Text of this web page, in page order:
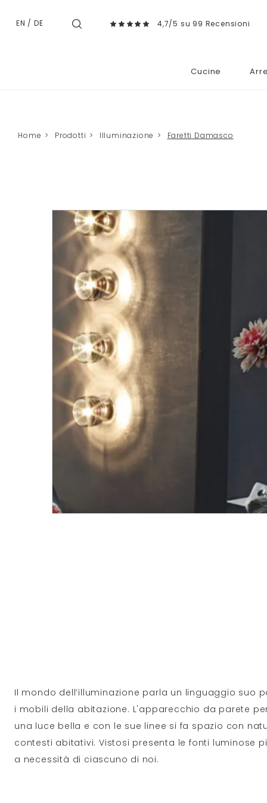
EN / DE 4,7/5 su 99 Recensioni
Cucine
Home > Prodotti > Illuminazione > Faretti Damasco
Il mondo dell’illuminazione parla un linguaggio suo
i mobili della abitazione. L'apparecchio da parete
una luce bella e con le sue linee si fa spazio con
contesti abitativi. Vistosi presenta le fonti luminose
a necessità di ciascuno di noi.